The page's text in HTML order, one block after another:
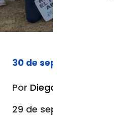
30 de septiembre de
Por Diego López Marina
29 de septiembre de